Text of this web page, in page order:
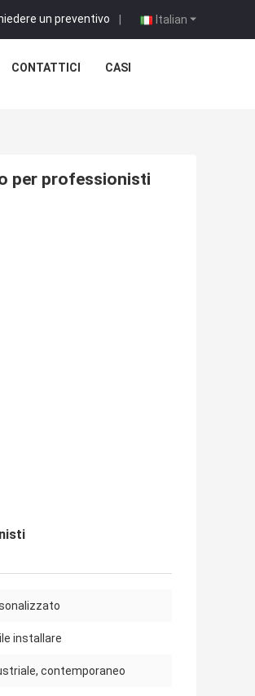
Italian
un preventivo |
CONTATTICI CASI
per professionisti
installare
contemporaneo